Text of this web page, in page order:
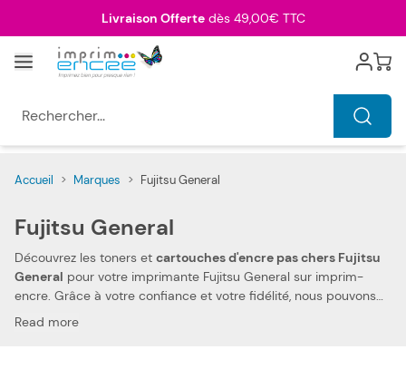
Livraison Offertedès 49,00€ TTC
Menu Cart
Accueil > Marques > Fujitsu General
Fujitsu General
Découvrez les toners et cartouches d'encre pas chers Fujitsu
General pour votre imprimante Fujitsu General sur imprim-
encre. Grâce à votre confiance et votre fidélité, nous pouvons
aujourd'hui vous offrir
Read more